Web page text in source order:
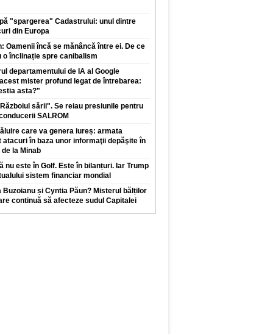
"spargerea" Cadastrului: unul dintre
din Europa
Oamenii încă se mănâncă între ei. De ce
înclinație spre canibalism
departamentului de IA al Google
mister profund legat de întrebarea:
asta?"
sării". Se reiau presiunile pentru
SALROM
care va genera iureș: armata
atacuri în baza unor informaţii depăşite în
la Minab
nu este în Golf. Este în bilanțuri. Iar Trump
sistem financiar mondial
Buzoianu și Cyntia Păun? Misterul bălților
continuă să afecteze sudul Capitalei